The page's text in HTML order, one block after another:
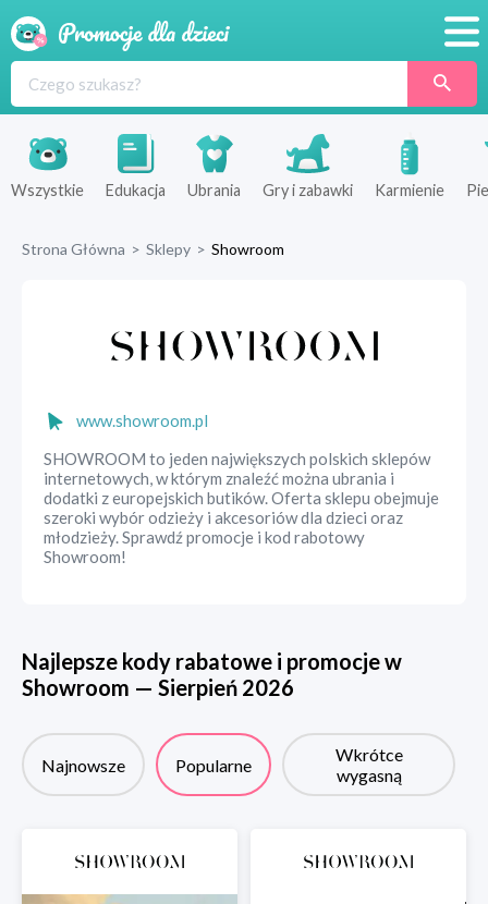
Produkty
Sklepy
Wszystkie Edukacja Ubrania Gry i zabawki Karmienie
Strona Główna > Sklepy > Showroom
www.showroom.pl
SHOWROOM to jeden największych polskich sklepów
internetowych, w którym znaleźć można ubrania i
dodatki z europejskich butików. Oferta sklepu obejmuje
szeroki wybór odzieży i akcesoriów dla dzieci oraz
młodzieży. Sprawdź promocje i kod rabotowy
Showroom!
Najlepsze kody rabatowe i promocje w
Showroom — Sierpień 2026
Najnowsze Popularne
Wkrótce
wygasną